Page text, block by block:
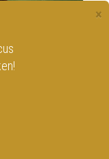
×
onze nieuwsbrief!